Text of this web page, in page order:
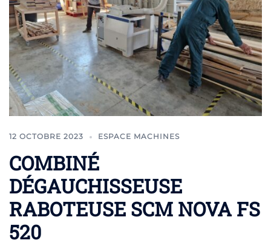
12 OCTOBRE 2023 ESPACE MACHINES
COMBINÉ
DÉGAUCHISSEUSE
RABOTEUSE SCM NOVA FS
520